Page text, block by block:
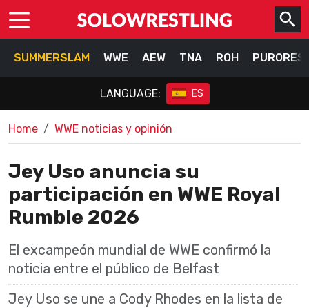
SUMMERSLAM WWE AEW TNA ROH
LANGUAGE: ES
Home WWE noticias y opinión
Jey Uso anuncia su
participación en WWE Royal
Rumble 2026
El excampeón mundial de WWE confirmó la
noticia entre el público de Belfast
Jey Uso se une a Cody Rhodes en la lista de